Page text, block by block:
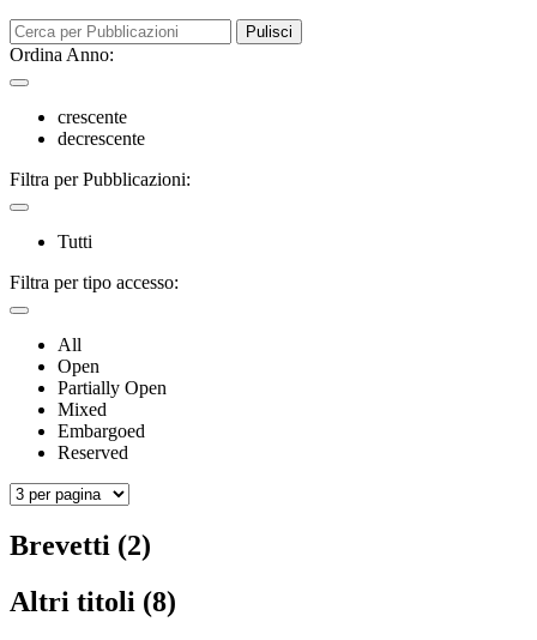
Pulisci
Ordina Anno:
crescente
decrescente
Filtra per Pubblicazioni:
Tutti
Filtra per tipo accesso:
All
Open
Partially Open
Mixed
Embargoed
Reserved
Brevetti (2)
Altri titoli (8)